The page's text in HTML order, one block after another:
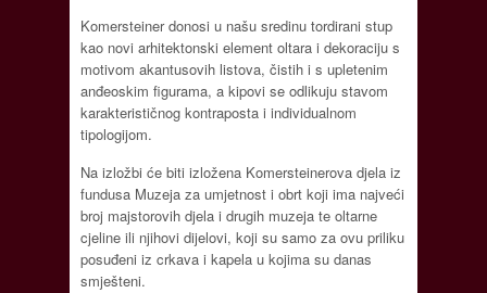
Komersteiner donosi u našu sredinu tordirani stup
kao novi arhitektonski element oltara i dekoraciju s
motivom akantusovih listova, čistih i s upletenim
anđeoskim figurama, a kipovi se odlikuju stavom
karakterističnog kontraposta i individualnom
tipologijom.
Na izložbi će biti izložena Komersteinerova djela iz
fundusa Muzeja za umjetnost i obrt koji ima najveći
broj majstorovih djela i drugih muzeja te oltarne
cjeline ili njihovi dijelovi, koji su samo za ovu priliku
posuđeni iz crkava i kapela u kojima su danas
smješteni.